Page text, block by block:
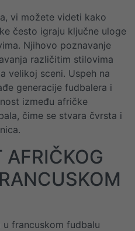
vi možete videti kako
često igraju ključne uloge
Njihovo poznavanje
različitim stilovima
velikoj sceni. Uspeh na
generacije fudbalera i
između afričke
čime se stvara čvrsta i
francuskom fudbalu